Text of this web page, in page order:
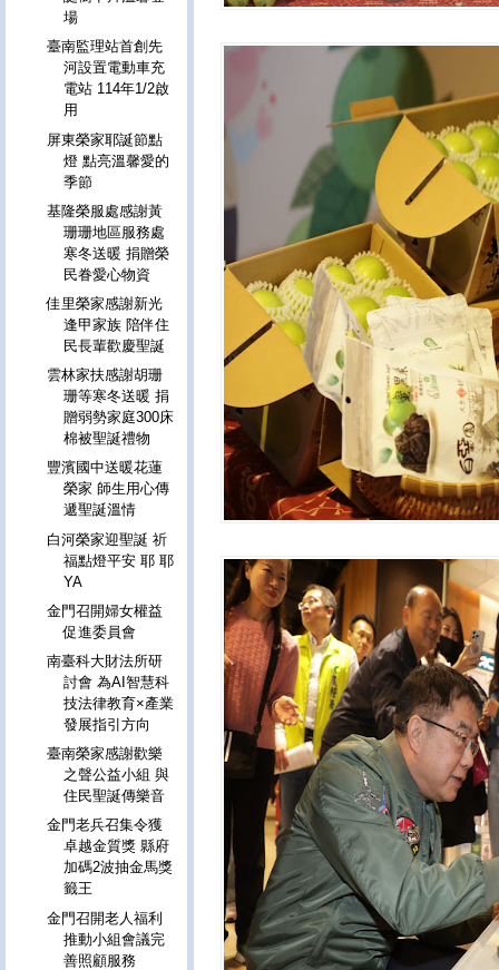
場
臺南監理站首創先
河設置電動車充
電站 114年1/2啟
用
屏東榮家耶誕節點
燈 點亮溫馨愛的
季節
基隆榮服處感謝黃
珊珊地區服務處
寒冬送暖 捐贈榮
民眷愛心物資
佳里榮家感謝新光
逢甲家族 陪伴住
民長輩歡慶聖誕
雲林家扶感謝胡珊
珊等寒冬送暖 捐
贈弱勢家庭300床
棉被聖誕禮物
豐濱國中送暖花蓮
榮家 師生用心傳
遞聖誕溫情
白河榮家迎聖誕 祈
福點燈平安 耶 耶
YA
金門召開婦女權益
促進委員會
南臺科大財法所研
討會 為AI智慧科
技法律教育×產業
發展指引方向
臺南榮家感謝歡樂
之聲公益小組 與
住民聖誕傳樂音
金門老兵召集令獲
卓越金質獎 縣府
加碼2波抽金馬獎
籤王
金門召開老人福利
推動小組會議完
善照顧服務